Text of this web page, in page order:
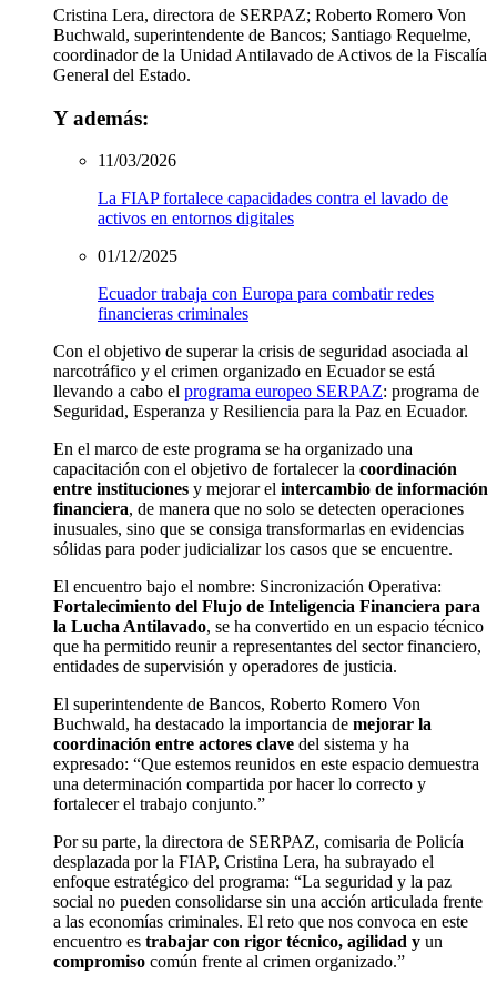
Cristina Lera, directora de SERPAZ; Roberto Romero Von
Buchwald, superintendente de Bancos; Santiago Requelme,
coordinador de la Unidad Antilavado de Activos de la Fiscalía
General del Estado.
Y además:
11/03/2026
La FIAP fortalece capacidades contra el lavado de
activos en entornos digitales
01/12/2025
Ecuador trabaja con Europa para combatir redes
financieras criminales
Con el objetivo de superar la crisis de seguridad asociada al
narcotráfico y el crimen organizado en Ecuador se está
llevando a cabo el programa europeo SERPAZ: programa de
Seguridad, Esperanza y Resiliencia para la Paz en Ecuador.
En el marco de este programa se ha organizado una
capacitación con el objetivo de fortalecer la coordinación
entre instituciones y mejorar el intercambio de información
financiera, de manera que no solo se detecten operaciones
inusuales, sino que se consiga transformarlas en evidencias
sólidas para poder judicializar los casos que se encuentre.
El encuentro bajo el nombre: Sincronización Operativa:
Fortalecimiento del Flujo de Inteligencia Financiera para
la Lucha Antilavado, se ha convertido en un espacio técnico
que ha permitido reunir a representantes del sector financiero,
entidades de supervisión y operadores de justicia.
El superintendente de Bancos, Roberto Romero Von
Buchwald, ha destacado la importancia de mejorar la
coordinación entre actores clave del sistema y ha
expresado: “Que estemos reunidos en este espacio demuestra
una determinación compartida por hacer lo correcto y
fortalecer el trabajo conjunto.”
Por su parte, la directora de SERPAZ, comisaria de Policía
desplazada por la FIAP, Cristina Lera, ha subrayado el
enfoque estratégico del programa: “La seguridad y la paz
social no pueden consolidarse sin una acción articulada frente
a las economías criminales. El reto que nos convoca en este
encuentro es trabajar con rigor técnico, agilidad y un
compromiso común frente al crimen organizado.”